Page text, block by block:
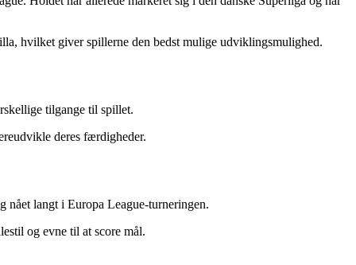
hvilket giver spillerne den bedst mulige udviklingsmulighed.
tilgange til spillet.
deres færdigheder.
nået langt i Europa League-turneringen.
og evne til at score mål.